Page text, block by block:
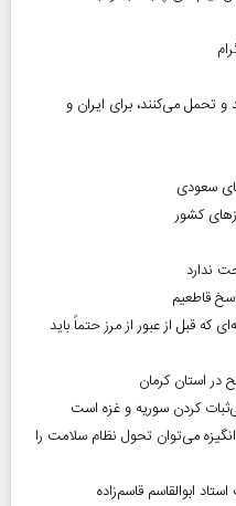
تحمل می‌کنند، برای ایران و
سعودی
ندارد
قاطعیم
اربعین آغاز شد؛ ۱۰ توصیه‌ای که قبل از عبور از مرز حتماً باید
کردن سوریه و غزه است
انگیزه می‌توان تحول نظام سلامت را
ابوالقاسم قاسم‌زاده